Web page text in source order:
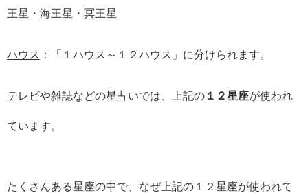
王星・海王星・冥王星
ハウス ：「１ハウス～１２ハウス」に分けられます。
テレビや雑誌などの星占いでは、上記の １２星座が使われ
ています。
たくさんある星座の中で、なぜ上記の１２星座が使われて